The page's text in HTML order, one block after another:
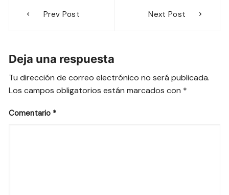
Prev Post Next Post
Deja una respuesta
Tu dirección de correo electrónico no será publicada.
Los campos obligatorios están marcados con *
Comentario *